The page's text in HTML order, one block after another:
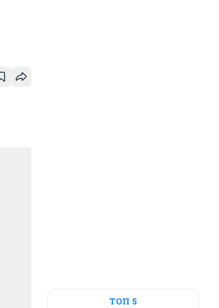
ТОП 5